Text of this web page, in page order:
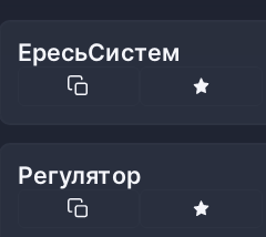
ЕресьСистем
Регулятор